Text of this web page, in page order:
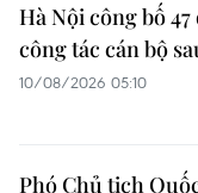
Hà Nội công bố
công tác cán bộ
10/08/2026 05:10
Phó Chủ tịch